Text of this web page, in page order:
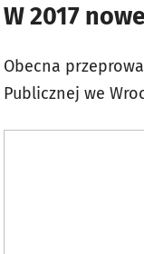
W 2017
Obecna
Publicznej we